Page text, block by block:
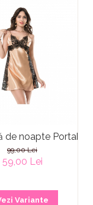
de noapte
99,00 Lei
59,00 Lei
Variante